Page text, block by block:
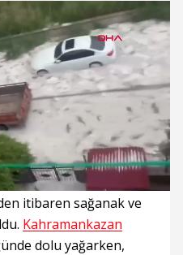
itibaren sağanak ve
Kahramankazan
dolu yağarken,